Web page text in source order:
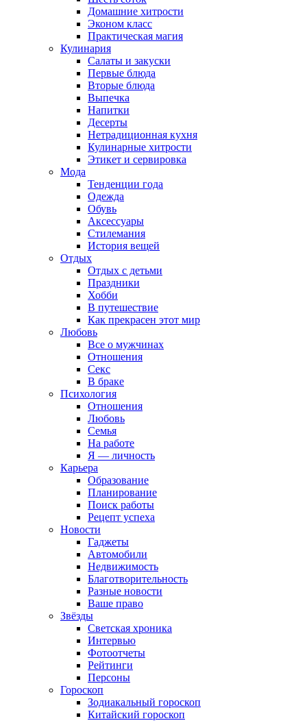
Домашние хитрости
Эконом класс
Практическая магия
Кулинария
Салаты и закуски
Первые блюда
Вторые блюда
Выпечка
Напитки
Десерты
Нетрадиционная кухня
Кулинарные хитрости
Этикет и сервировка
Мода
Тенденции года
Одежда
Обувь
Аксессуары
Стилемания
История вещей
Отдых
Отдых с детьми
Праздники
Хобби
В путешествие
Как прекрасен этот мир
Любовь
Все о мужчинах
Отношения
Секс
В браке
Психология
Отношения
Любовь
Семья
На работе
Я — личность
Карьера
Образование
Планирование
Поиск работы
Рецепт успеха
Новости
Гаджеты
Автомобили
Недвижимость
Благотворительность
Разные новости
Ваше право
Звёзды
Светская хроника
Интервью
Фотоотчеты
Рейтинги
Персоны
Гороскоп
Зодиакальный гороскоп
Китайский гороскоп